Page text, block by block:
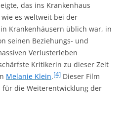
das ins Krankenhaus
es weltweit bei der
Krankenhäusern üblich war, in
seinen Beziehungs- und
Verlusterleben
Kritikerin zu dieser Zeit
Melanie Klein.[4] Dieser Film
die Weiterentwicklung der